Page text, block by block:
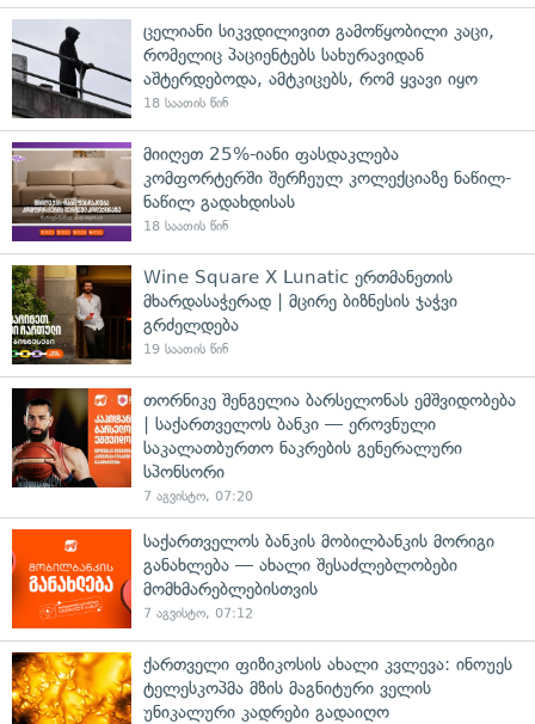
ცელიანი სიკვდილივით გამოწყობილი კაცი,
რომელიც პაციენტებს სახურავიდან
აშტერდებოდა, ამტკიცებს, რომ ყვავი იყო
18 საათის წინ
მიიღეთ 25%-იანი ფასდაკლება
კომფორტერში შერჩეულ კოლექციაზე ნაწილ-
ნაწილ გადახდისას
18 საათის წინ
Wine Square X Lunatic ერთმანეთის
მხარდასაჭერად | მცირე ბიზნესის ჯაჭვი
გრძელდება
19 საათის წინ
თორნიკე შენგელია ბარსელონას ემშვიდობება
| საქართველოს ბანკი — ეროვნული
საკალათბურთო ნაკრების გენერალური
სპონსორი
7 აგვისტო, 07:20
საქართველოს ბანკის მობილბანკის მორიგი
განახლება — ახალი შესაძლებლობები
მომხმარებლებისთვის
7 აგვისტო, 07:12
ქართველი ფიზიკოსის ახალი კვლევა: ინოუეს
ტელესკოპმა მზის მაგნიტური ველის
უნიკალური კადრები გადაიღო